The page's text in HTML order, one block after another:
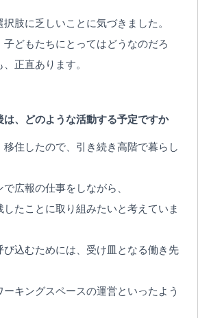
肢に乏しいことに気づきました。
子どもたちにとってはどうなのだろ
正直あります。
は、どのような活動する予定ですか
住したので、引き続き高階で暮らし
広報の仕事をしながら、
たことに取り組みたいと考えていま
込むためには、受け皿となる働き先
キングスペースの運営といったよう